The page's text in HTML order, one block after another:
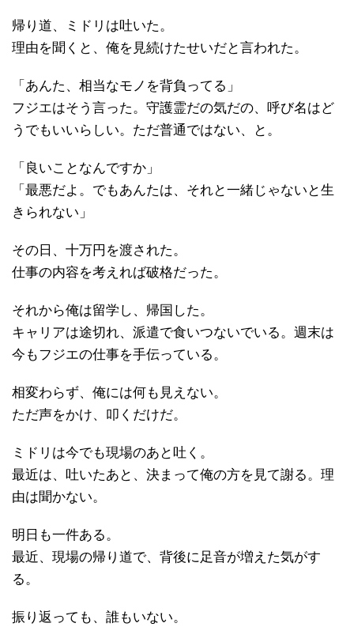
帰り道、ミドリは吐いた。
理由を聞くと、俺を見続けたせいだと言われた。
「あんた、相当なモノを背負ってる」
フジエはそう言った。守護霊だの気だの、呼び名はど
うでもいいらしい。ただ普通ではない、と。
「良いことなんですか」
「最悪だよ。でもあんたは、それと一緒じゃないと生
きられない」
その日、十万円を渡された。
仕事の内容を考えれば破格だった。
それから俺は留学し、帰国した。
キャリアは途切れ、派遣で食いつないでいる。週末は
今もフジエの仕事を手伝っている。
相変わらず、俺には何も見えない。
ただ声をかけ、叩くだけだ。
ミドリは今でも現場のあと吐く。
最近は、吐いたあと、決まって俺の方を見て謝る。理
由は聞かない。
明日も一件ある。
最近、現場の帰り道で、背後に足音が増えた気がす
る。
振り返っても、誰もいない。